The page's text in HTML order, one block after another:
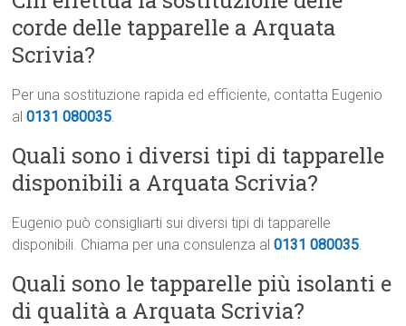
corde delle tapparelle a Arquata
Scrivia?
Per una sostituzione rapida ed efficiente, contatta Eugenio
al0131 080035.
Quali sono i diversi tipi di tapparelle
disponibili a Arquata Scrivia?
Eugenio può consigliarti sui diversi tipi di tapparelle
disponibili. Chiama per una consulenza al0131 080035.
Quali sono le tapparelle più isolanti e
di qualità a Arquata Scrivia?